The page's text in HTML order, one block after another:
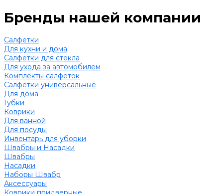
Бренды нашей компании
Салфетки
Для кухни и дома
Салфетки для стекла
Для ухода за автомобилем
Комплекты салфеток
Салфетки универсальные
Для дома
Губки
Коврики
Для ванной
Для посуды
Инвентарь для уборки
Швабры и Насадки
Швабры
Насадки
Наборы Швабр
Аксессуары